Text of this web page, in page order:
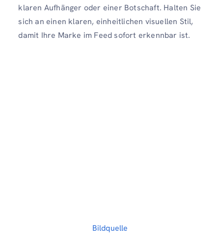
klaren Aufhänger oder einer Botschaft. Halten Sie
sich an einen klaren, einheitlichen visuellen Stil,
damit Ihre Marke im Feed sofort erkennbar ist.
Bildquelle